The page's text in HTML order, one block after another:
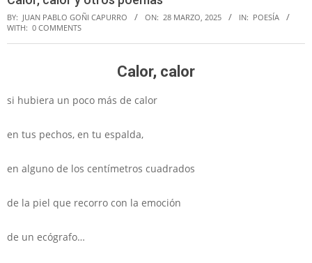
BY: JUAN PABLO GOÑI CAPURRO ON: 28 MARZO, 2025 IN: POESÍA
WITH: 0 COMMENTS
Calor, calor
si hubiera un poco más de calor
en tus pechos, en tu espalda,
en alguno de los centímetros cuadrados
de la piel que recorro con la emoción
de un ecógrafo…